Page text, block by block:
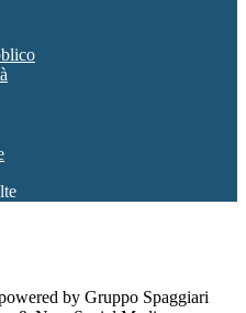
by Gruppo Spaggiari